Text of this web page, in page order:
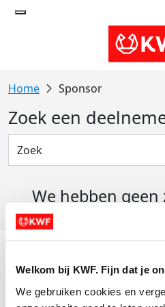
Welkom bij KWF. Fijn dat je
We gebruiken cookies en
Sponsor
Zoek een
We hebben
Actiematerialen
Evenementen